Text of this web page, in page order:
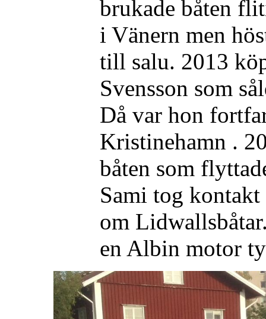
brukade båten
i Vänern men
till salu. 2013
Svensson som
Då var hon
Kristinehamn .
båten som
Sami tog
om
en Albin motor